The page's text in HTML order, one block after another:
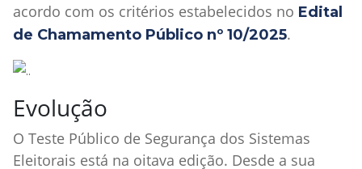
acordo com os critérios estabelecidos no Edital
de Chamamento Público nº 10/2025.
Evolução
O Teste Público de Segurança dos Sistemas
Eleitorais está na oitava edição. Desde a sua